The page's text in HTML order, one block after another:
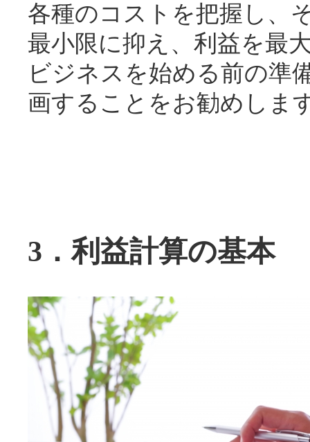
各種のコストを把握し、
最小限に抑え、利益を最
ビジネスを始める前の準
画することをお勧めしま
3．利益計算の基本